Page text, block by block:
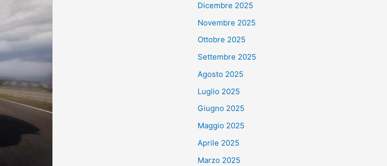
Dicembre 2025
Novembre 2025
Ottobre 2025
Settembre 2025
Agosto 2025
Luglio 2025
Giugno 2025
Maggio 2025
Aprile 2025
Marzo 2025